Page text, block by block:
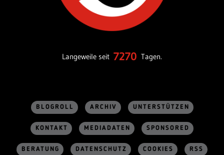
Langeweile seit 7270 Tagen.
BLOGROLL ARCHIV UNTERSTÜTZEN
KONTAKT MEDIADATEN SPONSORED
BERATUNG DATENSCHUTZ COOKIES RSS